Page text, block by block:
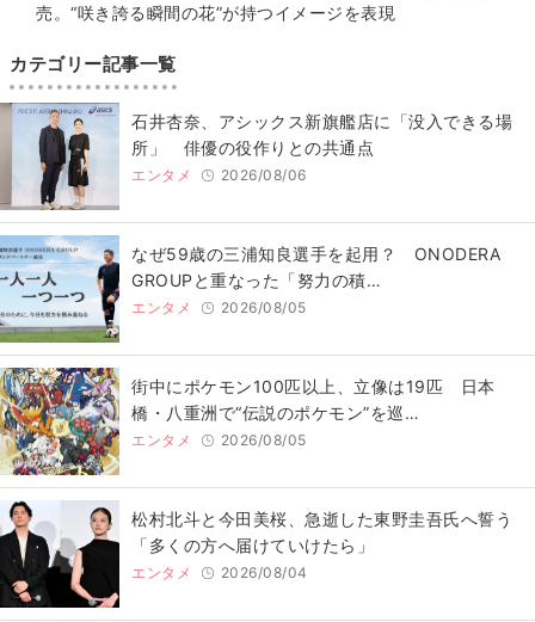
売。“咲き誇る瞬間の花”が持つイメージを表現
カテゴリー記事一覧
石井杏奈、アシックス新旗艦店に「没入できる場
所」 俳優の役作りとの共通点
エンタメ 2026/08/06
なぜ59歳の三浦知良選手を起用？ ONODERA
GROUPと重なった「努力の積…
エンタメ 2026/08/05
街中にポケモン100匹以上、立像は19匹 日本
橋・八重洲で“伝説のポケモン”を巡…
エンタメ 2026/08/05
松村北斗と今田美桜、急逝した東野圭吾氏へ誓う
「多くの方へ届けていけたら」
エンタメ 2026/08/04